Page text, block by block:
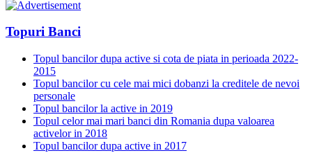
Topuri Banci
Topul bancilor dupa active si cota de piata in perioada 2022-
2015
Topul bancilor cu cele mai mici dobanzi la creditele de nevoi
personale
Topul bancilor la active in 2019
Topul celor mai mari banci din Romania dupa valoarea
activelor in 2018
Topul bancilor dupa active in 2017